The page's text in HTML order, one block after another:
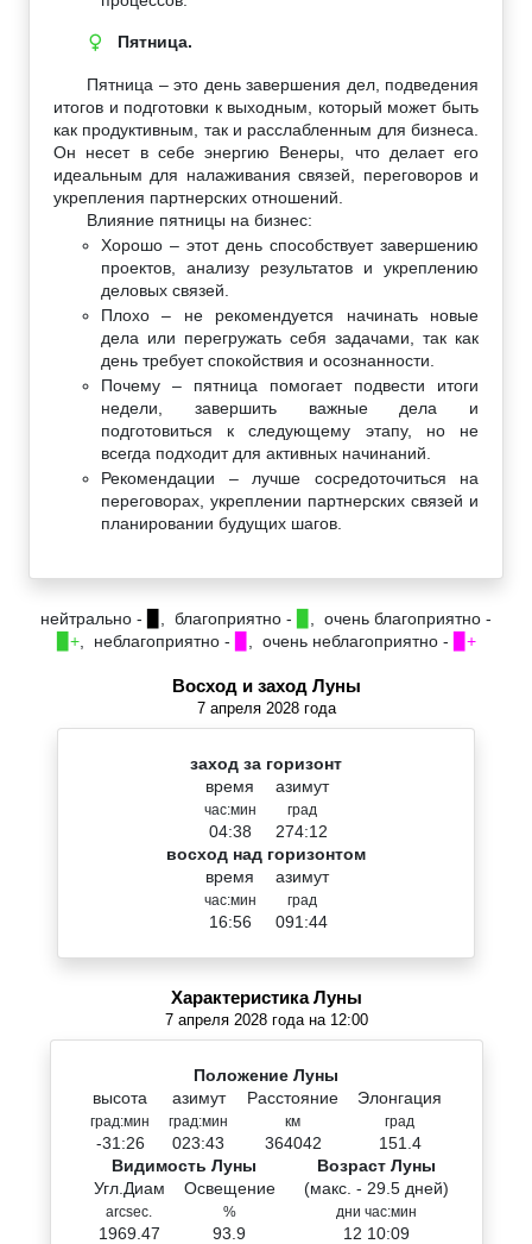
♀ Пятница.
Пятница – это день завершения дел, подведения
итогов и подготовки к выходным, который может быть
как продуктивным, так и расслабленным для бизнеса.
Он несет в себе энергию Венеры, что делает его
идеальным для налаживания связей, переговоров и
укрепления партнерских отношений.
Влияние пятницы на бизнес:
Хорошо – этот день способствует завершению
проектов, анализу результатов и укреплению
деловых связей.
Плохо – не рекомендуется начинать новые
дела или перегружать себя задачами, так как
день требует спокойствия и осознанности.
Почему – пятница помогает подвести итоги
недели, завершить важные дела и
подготовиться к следующему этапу, но не
всегда подходит для активных начинаний.
Рекомендации – лучше сосредоточиться на
переговорах, укреплении партнерских связей и
планировании будущих шагов.
нейтрально - , благоприятно -
, очень благоприятно -
▉+, неблагоприятно - , очень неблагоприятно - ▉+
Восход и заход Луны
7 апреля 2028 года
заход за горизонт
время
час:мин
04:38
азимут
град
274:12
восход над горизонтом
время
час:мин
16:56
азимут
град
091:44
Характеристика Луны
7 апреля 2028 года на 12:00
Положение Луны
высота
град:мин
-31:26
азимут
град:мин
023:43
Расстояние
км
364042
Элонгация
град
151.4
Видимость Луны
Угл.Диам
arcsec.
1969.47
Освещение
%
93.9
Возраст Луны
(макс. - 29.5 дней)
дни час:мин
12 10:09